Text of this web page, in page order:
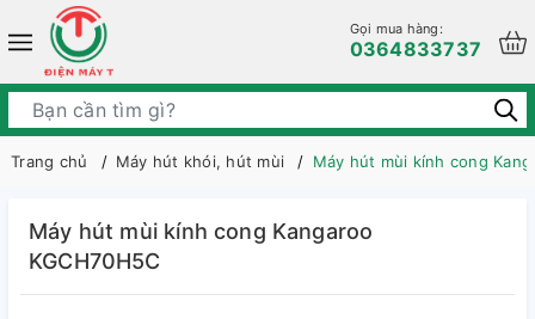
Gọi mua hàng:
0364833737
Trang chủ Máy hút khói, hút mùi Máy hút mùi kính cong
Máy hút mùi kính cong Kangaroo
KGCH70H5C